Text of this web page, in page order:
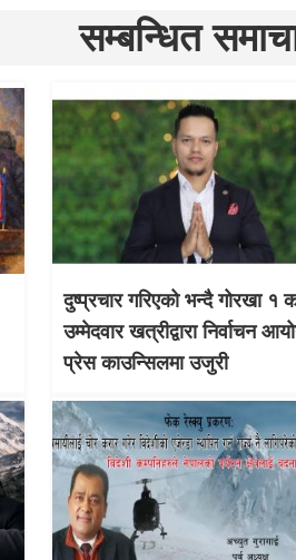
सम्बन्धित
दुष्प्रचार गरिएको भन्दै गोरखा १
उम्मेदवार खत्रीद्वारा निर्वाचन
प्रेस काउन्सिलमा उजुरी